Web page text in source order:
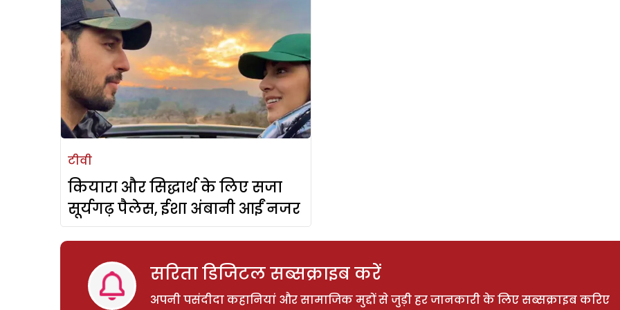
टीवी
कियारा और सिद्धार्थ के लिए सजा
सूर्यगढ़ पैलेस, ईशा अंबानी आईं नजर
सरिता डिजिटल सब्सक्राइब करें
अपनी पसंदीदा कहानियां और सामाजिक मुद्दों से जुड़ी हर जानकारी के लिए सब्सक्राइब करिए